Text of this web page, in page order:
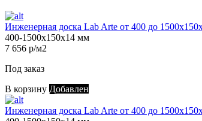
Инженерная доска Lab Arte от 400 до
400-1500х150х14 мм
7 656 р/м2
Под заказ
В корзину Добавлен
Инженерная доска Lab Arte от 400 до